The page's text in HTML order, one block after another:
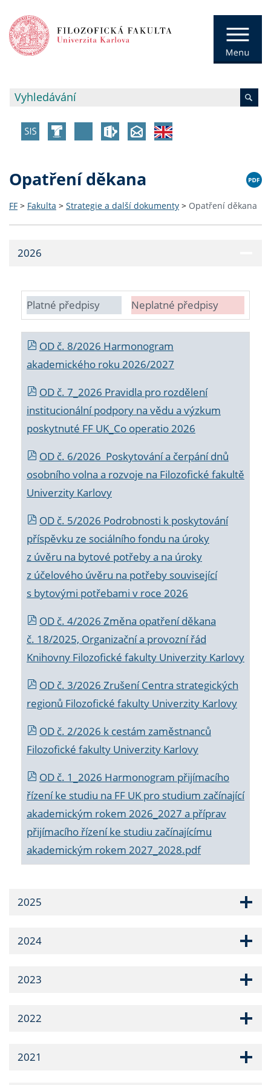
Opatření děkana
FF > Fakulta > Strategie a další dokumenty > Opatření děkana
2026
Platné předpisy Neplatné předpisy
OD č. 8/2026 Harmonogram
akademického roku 2026/2027
OD č. 7_2026 Pravidla pro rozdělení
institucionální podpory na vědu a výzkum
poskytnuté FF UK_Co operatio 2026
OD č. 6/2026 Poskytování a čerpání dnů
osobního volna a rozvoje na Filozofické fakultě
Univerzity Karlovy
OD č. 5/2026 Podrobnosti k poskytování
příspěvku ze sociálního fondu na úroky
z úvěru na bytové potřeby a na úroky
z účelového úvěru na potřeby související
s bytovými potřebami v roce 2026
OD č. 4/2026 Změna opatření děkana
č. 18/2025, Organizační a provozní řád
Knihovny Filozofické fakulty Univerzity Karlovy
OD č. 3/2026 Zrušení Centra strategických
regionů Filozofické fakulty Univerzity Karlovy
OD č. 2/2026 k cestám zaměstnanců
Filozofické fakulty Univerzity Karlovy
OD č. 1_2026 Harmonogram přijímacího
řízení ke studiu na FF UK pro studium začínající
akademickým rokem 2026_2027 a příprav
přijímacího řízení ke studiu začínajícímu
akademickým rokem 2027_2028.pdf
2025
2024
2023
2022
2021